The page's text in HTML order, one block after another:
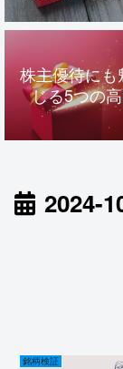
株主優待に
じる5つの
2024-
銘柄検証